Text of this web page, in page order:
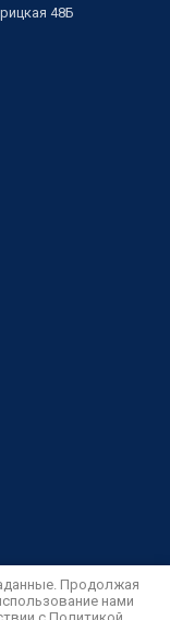
48Б
Продолжая
нами